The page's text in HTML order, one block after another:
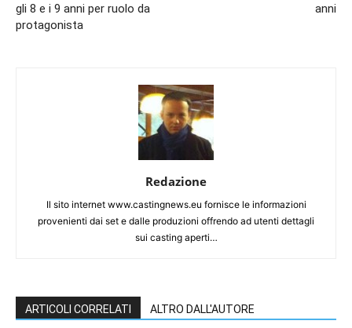
gli 8 e i 9 anni per ruolo da
protagonista
anni
Redazione
Il sito internet www.castingnews.eu fornisce le informazioni
provenienti dai set e dalle produzioni offrendo ad utenti dettagli
sui casting aperti…
ARTICOLI CORRELATI ALTRO DALL'AUTORE